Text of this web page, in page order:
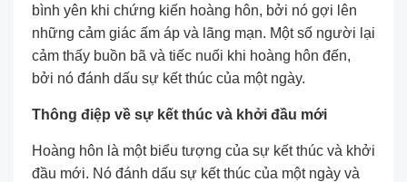
bình yên khi chứng kiến hoàng hôn, bởi nó gợi lên
những cảm giác ấm áp và lãng mạn. Một số người lại
cảm thấy buồn bã và tiếc nuối khi hoàng hôn đến,
bởi nó đánh dấu sự kết thúc của một ngày.
Thông điệp về sự kết thúc và khởi đầu mới
Hoàng hôn là một biểu tượng của sự kết thúc và khởi
đầu mới. Nó đánh dấu sự kết thúc của một ngày và